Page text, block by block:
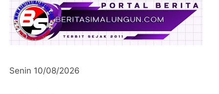
Senin 10/08/2026